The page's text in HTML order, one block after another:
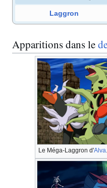
Laggron
Apparitions dans le
Le Méga-Laggron d'Alva.